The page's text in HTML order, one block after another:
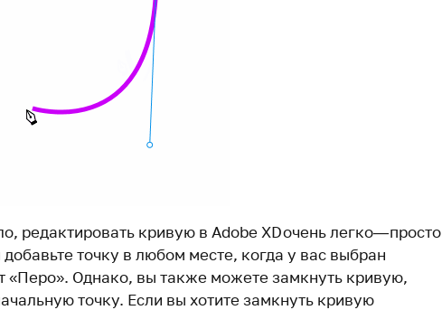
редактировать кривую в Adobe XD очень легко— просто
добавьте точку в любом месте, когда у вас выбран
«Перо». Однако, вы также можете замкнуть кривую,
точку. Если вы хотите замкнуть кривую